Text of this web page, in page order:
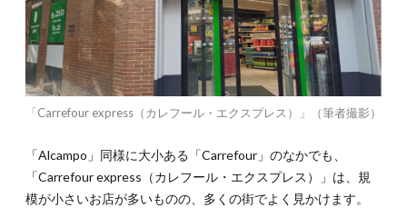
「Carrefour express（カレフール・エクスプレス）」（筆者撮影）
「Alcampo」同様に大小ある「Carrefour」のなかでも、
「Carrefour express（カレフール・エクスプレス）」は、規
模が小さいお店が多いものの、多くの街でよく見かけます。